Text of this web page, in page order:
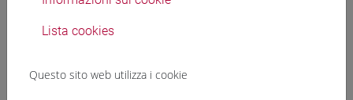
Lista cookies
Questo sito web utilizza i cookie